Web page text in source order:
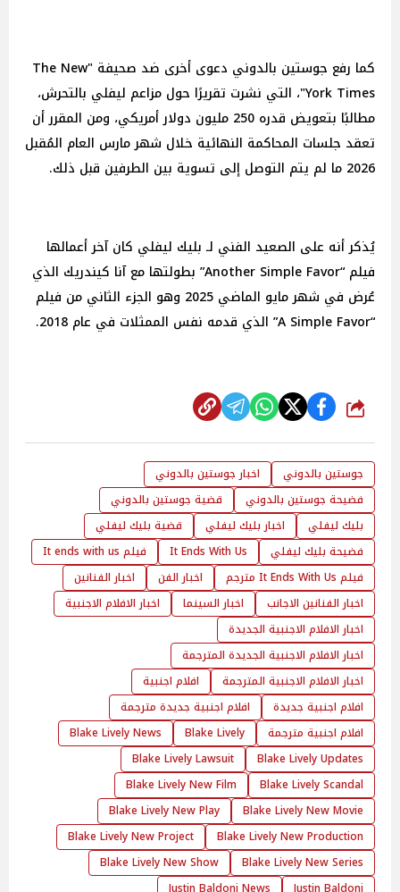
كما رفع جوستين بالدوني دعوى أخرى ضد صحيفة "The New
York Times"، التي نشرت تقريرًا حول مزاعم ليفلي بالتحرش،
مطالبًا بتعويض قدره 250 مليون دولار أمريكي، ومن المقرر أن
تعقد جلسات المحاكمة النهائية خلال شهر مارس العام المُقبل
2026 ما لم يتم التوصل إلى تسوية بين الطرفين قبل ذلك.
يُذكر أنه على الصعيد الفني لـ بليك ليفلي كان آخر أعمالها
فيلم “Another Simple Favor” بطولتها مع آنا كيندريك الذي
عُرض في شهر مايو الماضي 2025 وهو الجزء الثاني من فيلم
“A Simple Favor” الذي قدمه نفس الممثلات في عام 2018.
شارك
جوستين بالدوني
اخبار جوستين بالدوني
فضيحة جوستين بالدوني
قضية جوستين بالدوني
بليك ليفلي
اخبار بليك ليفلي
قضية بليك ليفلي
فضيحة بليك ليفلي
It Ends With Us
فيلم It ends with us
فيلم It Ends With Us مترجم
اخبار الفن
اخبار الفنانين
اخبار الفنانين الاجانب
اخبار السينما
اخبار الافلام الاجنبية
اخبار الافلام الاجنبية الجديدة
اخبار الافلام الاجنبية الجديدة المترجمة
اخبار الافلام الاجنبية المترجمة
افلام اجنبية
افلام اجنبية جديدة
افلام اجنبية جديدة مترجمة
افلام اجنبية مترجمة
Blake Lively
Blake Lively News
Blake Lively Updates
Blake Lively Lawsuit
Blake Lively Scandal
Blake Lively New Film
Blake Lively New Movie
Blake Lively New Play
Blake Lively New Production
Blake Lively New Project
Blake Lively New Series
Blake Lively New Show